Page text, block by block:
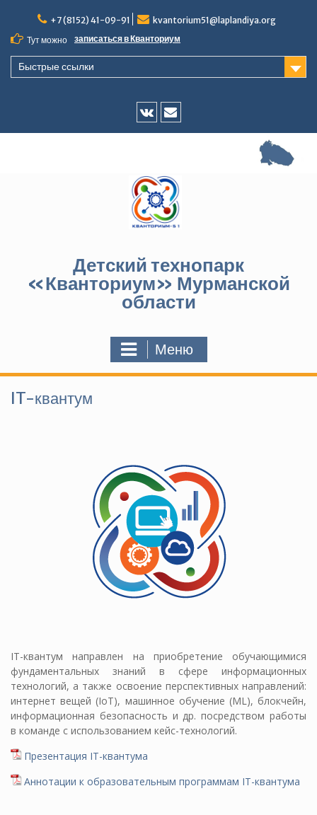
содержимому
+7 (8152) 41-09-91
kvantorium51@laplandiya.org
Тут можно
записаться в Кванториум
Быстрые ссылки
Vk
E-
Детский технопарк
«Кванториум» Мурманской
области
Меню
IT-квантум
IT-квантум направлен на приобретение обучающимися
фундаментальных знаний в сфере информационных
технологий, а также освоение перспективных направлений:
интернет вещей (IoT), машинное обучение (ML), блокчейн,
информационная безопасность и др. посредством работы
в команде с использованием кейс-технологий.
Презентация IT-квантума
Аннотации к образовательным программам IT-квантума